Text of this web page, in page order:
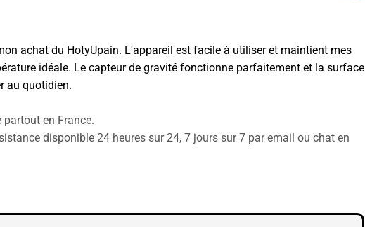
achat du HotyUpain. L'appareil est facile à utiliser et maintient mes
idéale. Le capteur de gravité fonctionne parfaitement et la surface
au quotidien.
partout en France.
disponible 24 heures sur 24, 7 jours sur 7 par email ou chat en